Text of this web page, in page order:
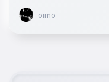
oimo